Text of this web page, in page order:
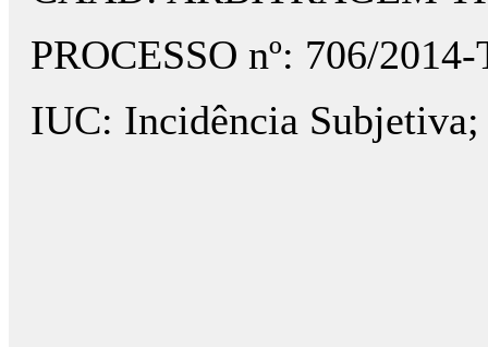
PROCESSO nº: 706/2014-
IUC: Incidência Subjetiva;